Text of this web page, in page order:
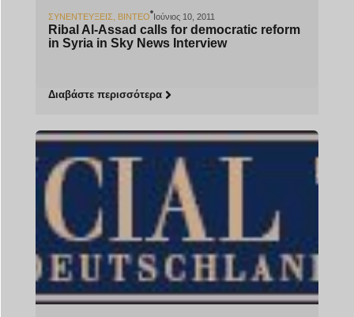
ΣΥΝΕΝΤΕΎΞΕΙΣ ΒΊΝΤΕΟ Ιούνιος 10, 2011
Ribal Al-Assad calls for democratic reform
in Syria in Sky News Interview
Διαβάστε περισσότερα